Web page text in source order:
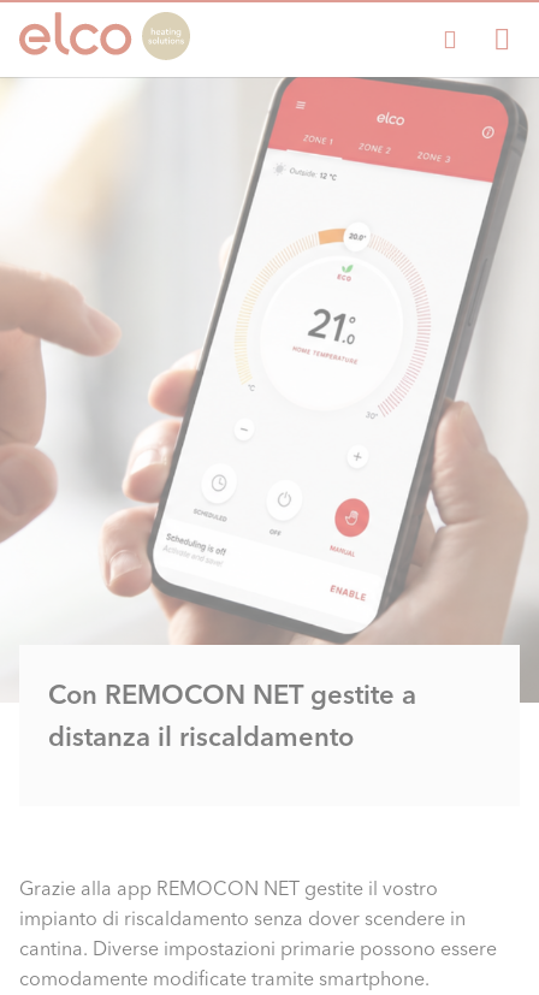
Con REMOCON NET gestite a
distanza il riscaldamento
Grazie alla app REMOCON NET gestite il vostro
impianto di riscaldamento senza dover scendere in
cantina. Diverse impostazioni primarie possono essere
comodamente modificate tramite smartphone.